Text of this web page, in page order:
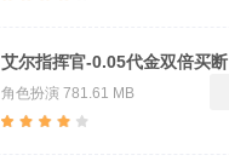
艾尔指挥官-0.05代金双倍买断
角色扮演 781.61 MB